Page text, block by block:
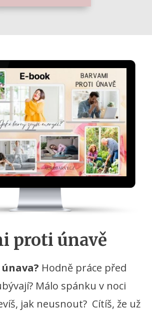
proti únavě
Hodně práce před
Málo spánku v noci
jak neusnout? Cítíš, že už